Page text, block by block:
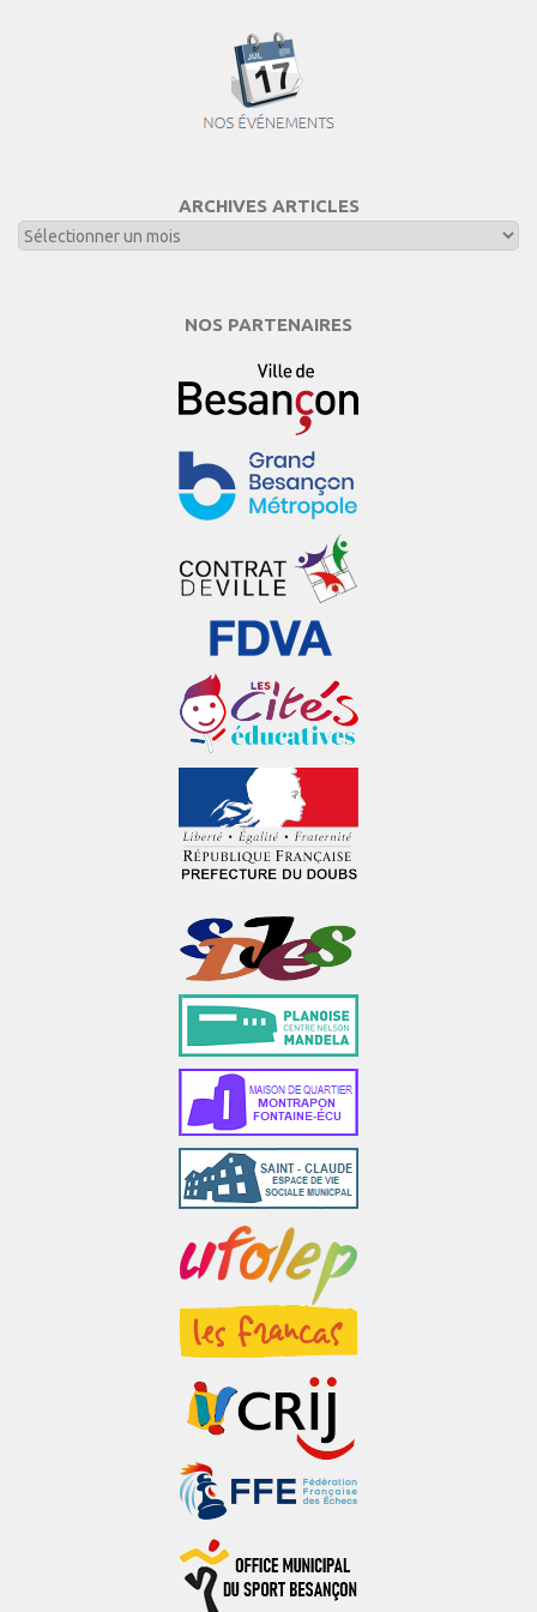
ARCHIVES ARTICLES
NOS PARTENAIRES